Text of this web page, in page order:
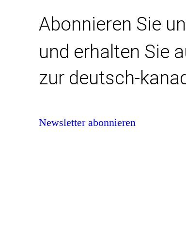
Abonnieren Sie
und erhalten Sie
zur deutsch-
Newsletter abonnieren